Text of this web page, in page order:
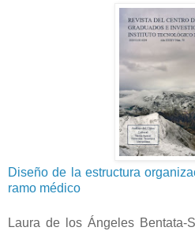
Diseño de la estructura
ramo médico
Laura de los Ángeles Bentata-